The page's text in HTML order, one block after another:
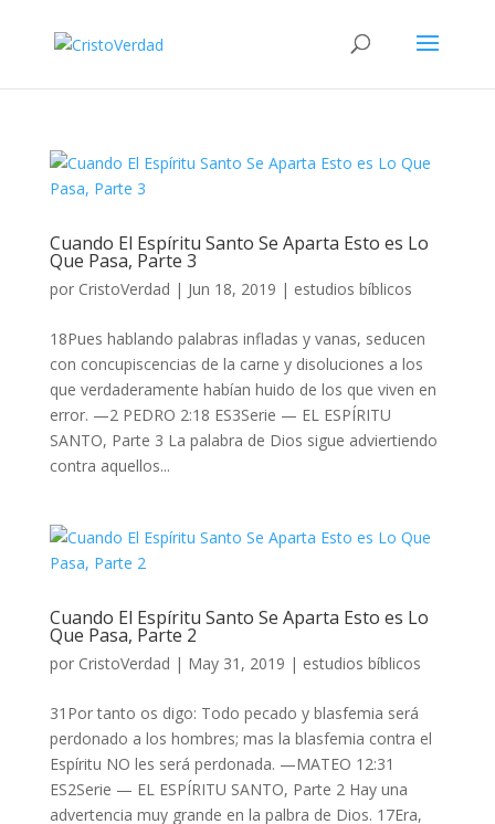
Cuando El Espíritu Santo Se Aparta Esto es Lo
Que Pasa, Parte 3
por CristoVerdad | Jun 18, 2019 | estudios bíblicos
18Pues hablando palabras infladas y vanas, seducen
con concupiscencias de la carne y disoluciones a los
que verdaderamente habían huido de los que viven en
error. —2 PEDRO 2:18 ES3Serie — EL ESPÍRITU
SANTO, Parte 3 La palabra de Dios sigue adviertiendo
contra aquellos...
Cuando El Espíritu Santo Se Aparta Esto es Lo
Que Pasa, Parte 2
por CristoVerdad | May 31, 2019 | estudios bíblicos
31Por tanto os digo: Todo pecado y blasfemia será
perdonado a los hombres; mas la blasfemia contra el
Espíritu NO les será perdonada. —MATEO 12:31
ES2Serie — EL ESPÍRITU SANTO, Parte 2 Hay una
advertencia muy grande en la palbra de Dios. 17Era,